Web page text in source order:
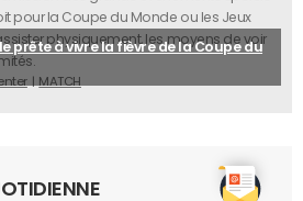
prête à vivre la fièvre de la Coupe du
pour la Coupe du Monde ou les Jeux
physiquement, les moyens de voir
MATCH